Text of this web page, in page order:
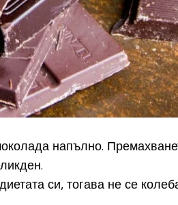
напълно.
си, тогава не се